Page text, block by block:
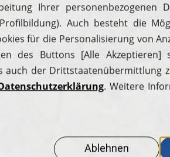
H2 tanken
Tankstellen
Tankkarte beantragen
Tankstellenbetreiber